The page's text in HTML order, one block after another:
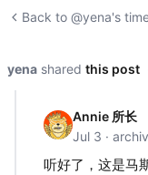
Back to @yena's
yena shared this post
Annie 所长
Jul 3 ·
听好了，这是马